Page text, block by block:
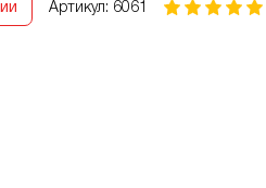
Артикул: 6061